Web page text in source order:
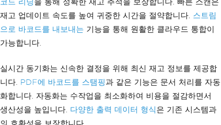
코드 리딩을 통해 정확한 재고 추적을 보장합니다. 빠른 스캔은
재고 업데이트 속도를 높여 귀중한 시간을 절약합니다. 스트림
으로 바코드를 내보내는 기능을 통해 원활한 클라우드 통합이
가능합니다.
실시간 동기화는 신속한 결정을 위해 최신 재고 정보를 제공합
니다. PDF에 바코드를 스탬핑과 같은 기능은 문서 처리를 자동
화합니다. 자동화는 수작업을 최소화하여 비용을 절감하면서
생산성을 높입니다. 다양한 출력 데이터 형식은 기존 시스템과
의 호환성을 보장합니다.